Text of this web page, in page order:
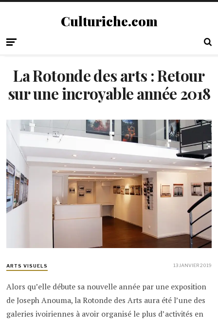
Culturiche.com
La Rotonde des arts : Retour
sur une incroyable année 2018
ARTS VISUELS 13 JANVIER 2019
Alors qu’elle débute sa nouvelle année par une exposition
de Joseph Anouma, la Rotonde des Arts aura été l’une des
galeries ivoiriennes à avoir organisé le plus d’activités en